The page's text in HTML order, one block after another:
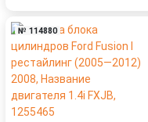
№ 114880